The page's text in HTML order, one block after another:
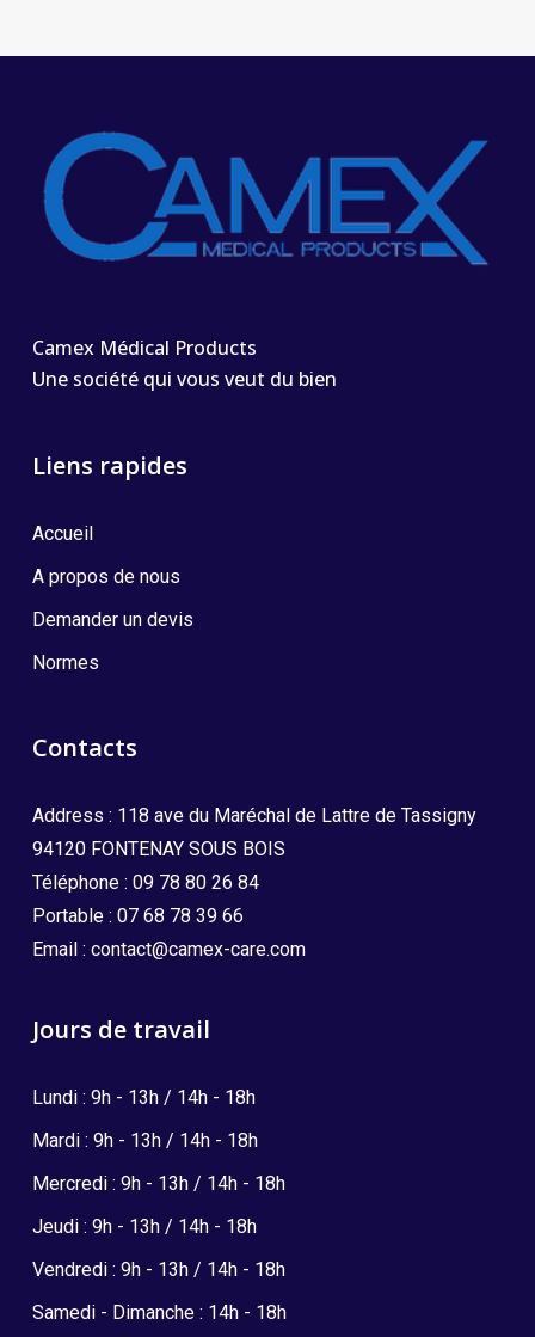
Camex Médical Products
Une société qui vous veut du bien
Liens rapides
Accueil
A propos de nous
Demander un devis
Normes
Contacts
Address : 118 ave du Maréchal de Lattre de Tassigny
94120 FONTENAY SOUS BOIS
Téléphone : 09 78 80 26 84
Portable : 07 68 78 39 66
Email : contact@camex-care.com
Jours de travail
Lundi : 9h - 13h / 14h - 18h
Mardi : 9h - 13h / 14h - 18h
Mercredi : 9h - 13h / 14h - 18h
Jeudi : 9h - 13h / 14h - 18h
Vendredi : 9h - 13h / 14h - 18h
Samedi - Dimanche : 14h - 18h